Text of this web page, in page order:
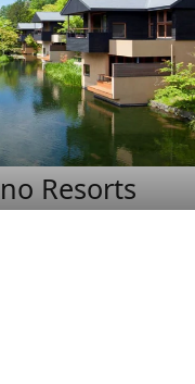
Resorts